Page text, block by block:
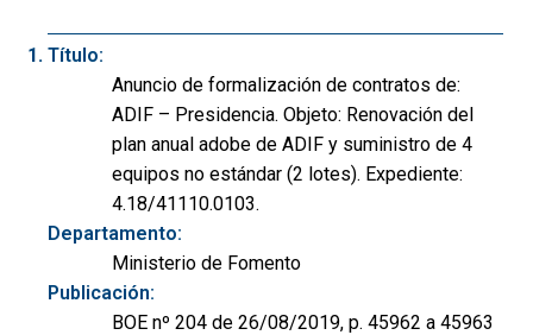
Título:
Anuncio de formalización de contratos de:
ADIF – Presidencia. Objeto: Renovación del
plan anual adobe de ADIF y suministro de 4
equipos no estándar (2 lotes). Expediente:
4.18/41110.0103.
Departamento:
Ministerio de Fomento
Publicación:
BOE nº 204 de 26/08/2019, p. 45962 a 45963